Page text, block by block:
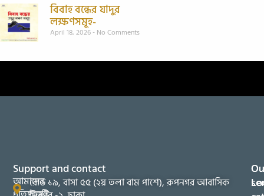
বিবাহ বন্ধের যাদুর
লক্ষণসমূহ-
April 18, 2026 No Comments
আমাদের
Support and contact
রোড ১৯, বাসা ৫৫ (২য় তলা বাম পাশে), রুপনগর আবাসিক